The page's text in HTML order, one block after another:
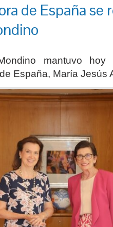
de España se
mantuvo
España, María Jesús